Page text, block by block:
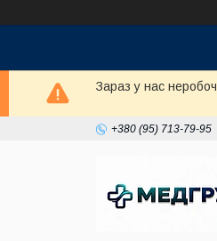
Зараз у нас
+380 (95) 713-79-95